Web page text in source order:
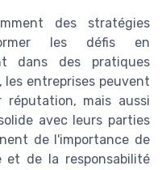
des stratégies
les défis en
dans des pratiques
les entreprises peuvent
réputation, mais aussi
avec leurs parties
de l'importance de
et de la responsabilité